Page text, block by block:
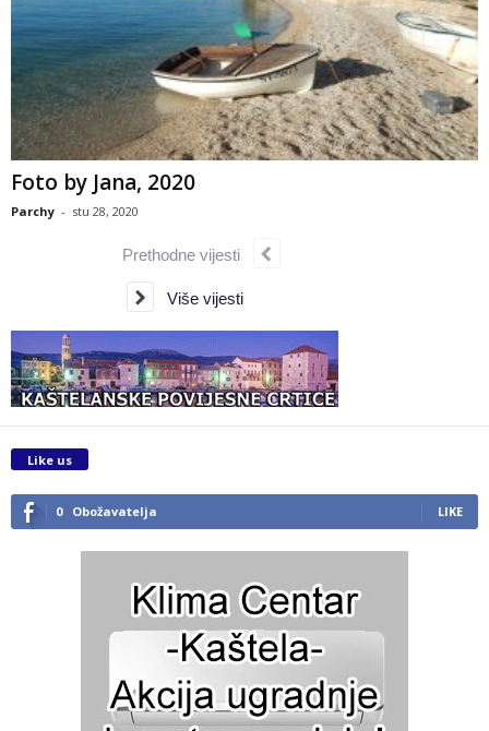
Foto by Jana, 2020
Parchy - stu 28, 2020
Prethodne vijesti
Više vijesti
Like us
0 Obožavatelja LIKE